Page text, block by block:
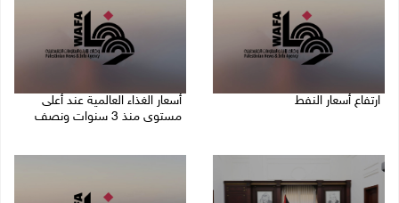
ارتفاع أسعار النفط
أسعار الغذاء العالمية عند أعلى
مستوى منذ 3 سنوات ونصف